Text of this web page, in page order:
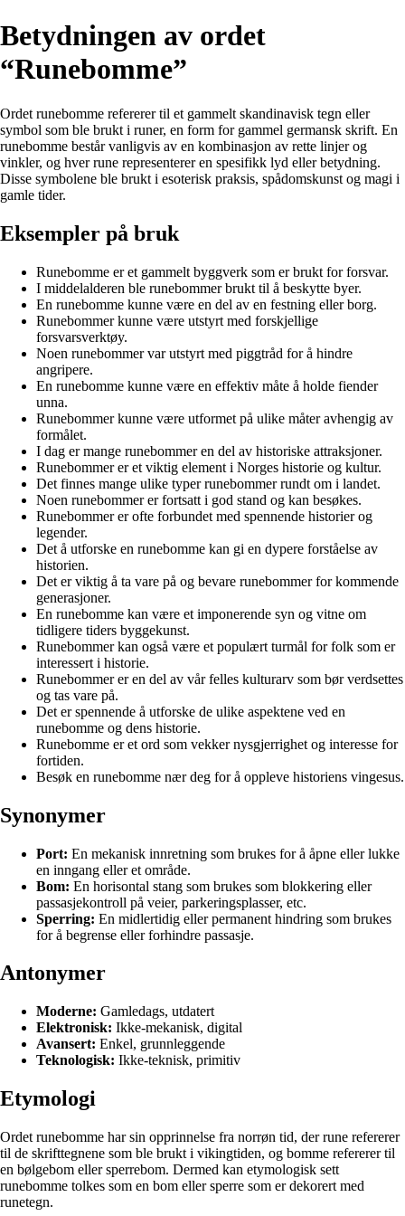
Betydningen av ordet
“Runebomme”
Ordet runebomme refererer til et gammelt skandinavisk tegn eller
symbol som ble brukt i runer, en form for gammel germansk skrift. En
runebomme består vanligvis av en kombinasjon av rette linjer og
vinkler, og hver rune representerer en spesifikk lyd eller betydning.
Disse symbolene ble brukt i esoterisk praksis, spådomskunst og magi i
gamle tider.
Eksempler på bruk
Runebomme er et gammelt byggverk som er brukt for forsvar.
I middelalderen ble runebommer brukt til å beskytte byer.
En runebomme kunne være en del av en festning eller borg.
Runebommer kunne være utstyrt med forskjellige
forsvarsverktøy.
Noen runebommer var utstyrt med piggtråd for å hindre
angripere.
En runebomme kunne være en effektiv måte å holde fiender
unna.
Runebommer kunne være utformet på ulike måter avhengig av
formålet.
I dag er mange runebommer en del av historiske attraksjoner.
Runebommer er et viktig element i Norges historie og kultur.
Det finnes mange ulike typer runebommer rundt om i landet.
Noen runebommer er fortsatt i god stand og kan besøkes.
Runebommer er ofte forbundet med spennende historier og
legender.
Det å utforske en runebomme kan gi en dypere forståelse av
historien.
Det er viktig å ta vare på og bevare runebommer for kommende
generasjoner.
En runebomme kan være et imponerende syn og vitne om
tidligere tiders byggekunst.
Runebommer kan også være et populært turmål for folk som er
interessert i historie.
Runebommer er en del av vår felles kulturarv som bør verdsettes
og tas vare på.
Det er spennende å utforske de ulike aspektene ved en
runebomme og dens historie.
Runebomme er et ord som vekker nysgjerrighet og interesse for
fortiden.
Besøk en runebomme nær deg for å oppleve historiens vingesus.
Synonymer
Port: En mekanisk innretning som brukes for å åpne eller lukke
en inngang eller et område.
Bom: En horisontal stang som brukes som blokkering eller
passasjekontroll på veier, parkeringsplasser, etc.
Sperring: En midlertidig eller permanent hindring som brukes
for å begrense eller forhindre passasje.
Antonymer
Moderne: Gamledags, utdatert
Elektronisk: Ikke-mekanisk, digital
Avansert: Enkel, grunnleggende
Teknologisk: Ikke-teknisk, primitiv
Etymologi
Ordet runebomme har sin opprinnelse fra norrøn tid, der rune refererer
til de skrifttegnene som ble brukt i vikingtiden, og bomme refererer til
en bølgebom eller sperrebom. Dermed kan etymologisk sett
runebomme tolkes som en bom eller sperre som er dekorert med
runetegn.